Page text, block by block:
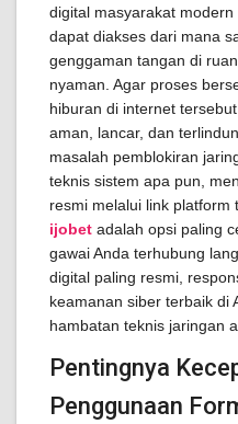
digital masyarakat
dapat diakses dari mana
genggaman tangan di
nyaman. Agar proses
hiburan di internet
aman, lancar, dan
masalah pemblokiran
teknis sistem apa pun,
resmi melalui link platform
ijobet adalah opsi paling
gawai Anda terhubung
digital paling resmi,
keamanan siber terbaik di
hambatan teknis jaringan
Pentingnya
Penggunaan